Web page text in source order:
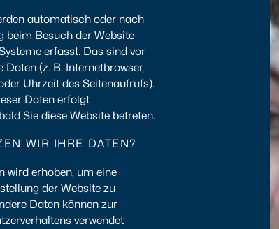
automatisch oder nach
beim Besuch der Website
erfasst. Das sind vor
(z. B. Internetbrowser,
Uhrzeit des Seitenaufrufs).
Daten erfolgt
Sie diese Website betreten.
WIR IHRE DATEN?
wird erhoben, um eine
der Website zu
Daten können zur
verwendet